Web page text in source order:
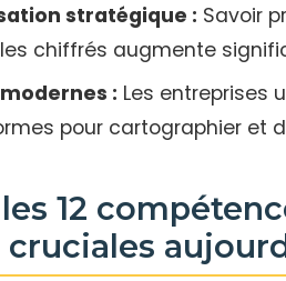
stratégique : Savoir
chiffrés augmente
: Les entreprises
pour cartographier et
12